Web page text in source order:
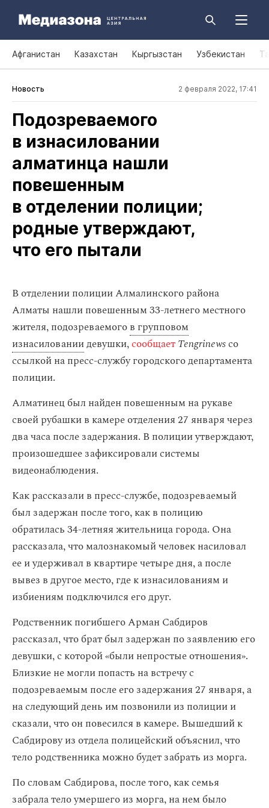
Афганистан Казахстан Кыргызстан Узбекистан
Новость 2 февраля 2022, 17:41
Подозреваемого
в изнасиловании
алматинца нашли
повешенным
в отделении полиции;
родные утверждают,
что его пытали
В отделении полиции Алмалинского района
Алматы нашли повешенным 33-летнего местного
жителя, подозреваемогов групповом
изнасилованиидевушки,сообщаетTengrinewsсо
ссылкой на пресс-службу городского департамента
полиции.
Алматинец был найден повешенным на рукаве
своей рубашки в камере отделения 27 января через
два часа после задержания. В полиции утверждают,
произошедшее зафиксировали системы
видеонаблюдения.
Как рассказали в пресс-службе, подозреваемый
был задержан после того, как в полицию
обратилась 34-летняя жительница города. Она
рассказала, что малознакомый человек насиловал
ее и удерживал в квартире четыре дня, а после
вывез в другое место, где к изнасилованиям и
избиениям подключился его друг.
Родственник погибшего Арман Сабдиров
рассказал, что брат был задержан по заявлению его
девушки, с которой «были непростые отношения».
Близкие не могли попасть на встречу с
подозреваемым после его задержания 27 января, а
на следующий день им позвонили из полиции и
сказали, что он повесился в камере. Вышедший к
Сабдирову из отдела полицейский объяснил, что
тело родственника можно будет забрать из морга.
По словам Сабдирова, после того, как семья
забрала тело умершего из морга, на нем было